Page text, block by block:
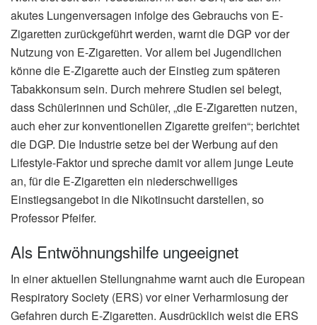
akutes Lungenversagen infolge des Gebrauchs von E-
Zigaretten zurückgeführt werden, warnt die DGP vor der
Nutzung von E-Zigaretten. Vor allem bei Jugendlichen
könne die E-Zigarette auch der Einstieg zum späteren
Tabakkonsum sein. Durch mehrere Studien sei belegt,
dass Schülerinnen und Schüler, „die E-Zigaretten nutzen,
auch eher zur konventionellen Zigarette greifen“; berichtet
die DGP. Die Industrie setze bei der Werbung auf den
Lifestyle-Faktor und spreche damit vor allem junge Leute
an, für die E-Zigaretten ein niederschwelliges
Einstiegsangebot in die Nikotinsucht darstellen, so
Professor Pfeifer.
Als Entwöhnungshilfe ungeeignet
In einer aktuellen Stellungnahme warnt auch die European
Respiratory Society (ERS) vor einer Verharmlosung der
Gefahren durch E-Zigaretten. Ausdrücklich weist die ERS